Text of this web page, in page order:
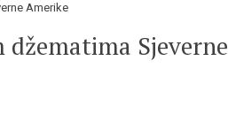
Amerike
Sjeverne